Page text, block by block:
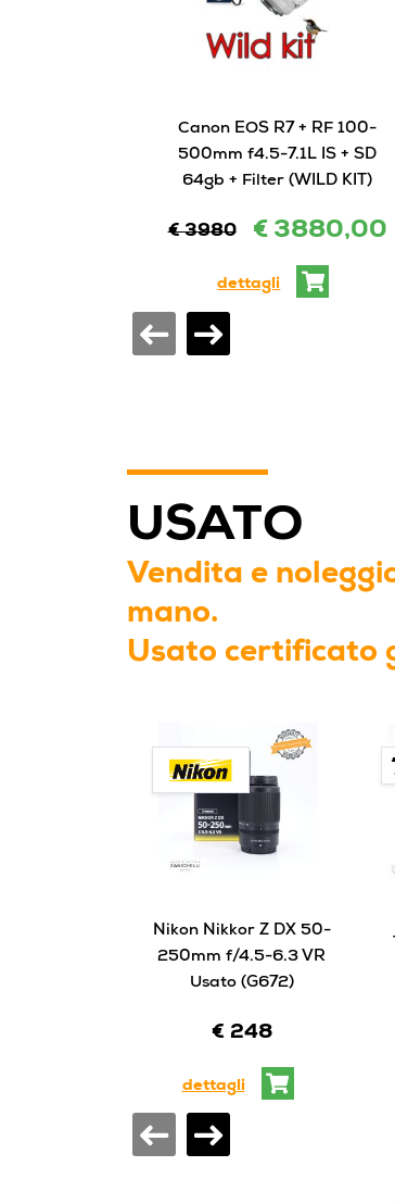
Canon EOS R7 + RF 100-
500mm f4.5-7.1L IS + SD
64gb + Filter (WILD KIT)
€ 3980 € 3880,00
dettagli
USATO
Vendita e
mano.
Usato certificato
Nikon Nikkor Z DX 50-
250mm f/4.5-6.3 VR
Usato (G672)
€ 248
dettagli